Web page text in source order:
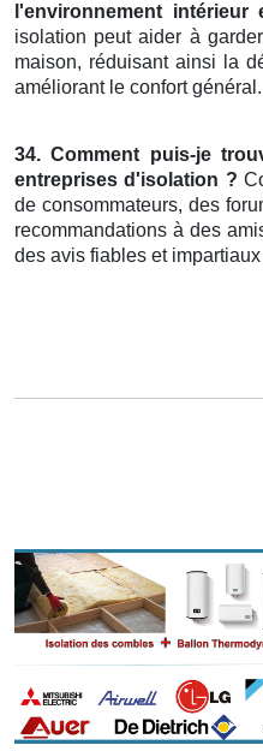
l'environnement intérieur
isolation peut aider à
maison, réduisant ainsi la
améliorant le confort général.
34. Comment puis-je
entreprises d'isolation ?
de consommateurs, des
recommandations à des
des avis fiables et